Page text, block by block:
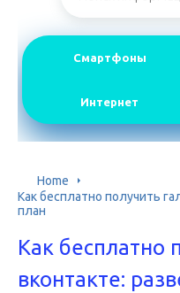
Смартфоны
Интернет
Home
Как бесплатно получить
план
Как бесплатно
вконтакте: